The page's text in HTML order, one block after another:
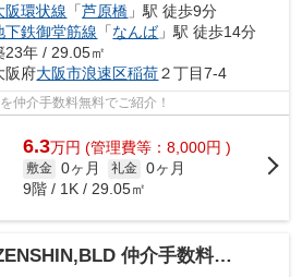
阪環状線 「芦原橋 」駅 徒歩9分
下鉄御堂筋線 「なんば」駅 徒歩14分
23年 / 29.05㎡
阪府大阪市浪速区稲荷２丁目7-4
仲介手数料無料でご紹介！
6.3万円 (管理費等：8,000円 )
敷金 0ヶ月 礼金 0ヶ月
9階 / 1K / 29.05㎡
仲介手数料無料